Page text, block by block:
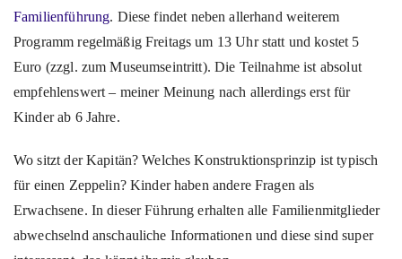
Familienführung. Diese findet neben allerhand weiterem
Programm regelmäßig Freitags um 13 Uhr statt und kostet 5
Euro (zzgl. zum Museumseintritt). Die Teilnahme ist absolut
empfehlenswert – meiner Meinung nach allerdings erst für
Kinder ab 6 Jahre.
Wo sitzt der Kapitän? Welches Konstruktionsprinzip ist typisch
für einen Zeppelin? Kinder haben andere Fragen als
Erwachsene. In dieser Führung erhalten alle Familienmitglieder
abwechselnd anschauliche Informationen und diese sind super